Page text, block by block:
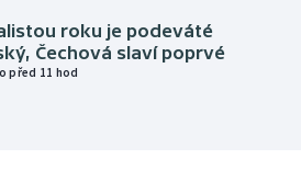
roku je podeváté
Čechová slaví poprvé
před 11 hod